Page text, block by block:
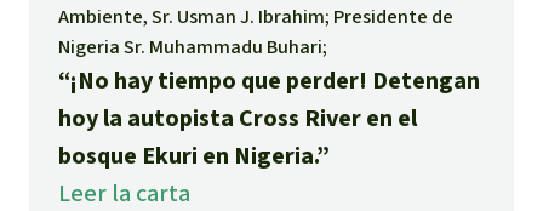
Aceite de palma
REDD
Indígena
Ambiente, Sr. Usman J. Ibrahim; Presidente de
Nigeria Sr. Muhammadu Buhari;
“¡No hay tiempo que perder! Detengan
hoy la autopista Cross River en el
bosque Ekuri en Nigeria.”
Leer la carta